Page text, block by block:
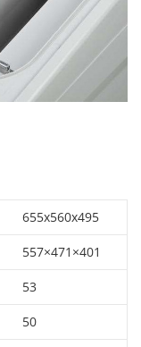
655x560x495
557×471×401
53
50